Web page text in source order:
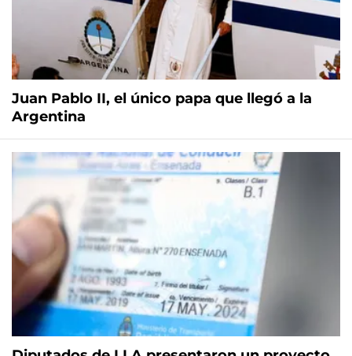
Juan Pablo II, el único papa que llegó a la
Argentina